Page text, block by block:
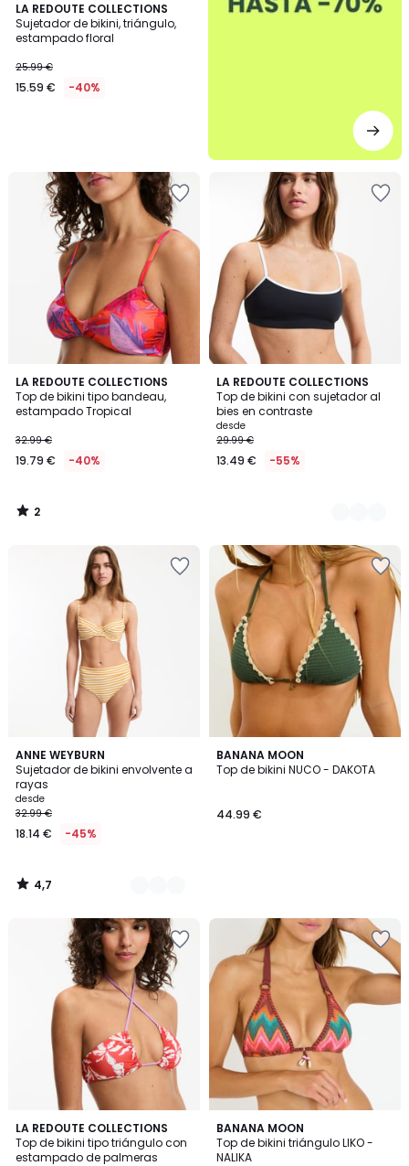
LA REDOUTE COLLECTIONS
Sujetador de bikini, triángulo,
estampado floral
25.99 €
15.59 € -40%
LA REDOUTE COLLECTIONS
Top de bikini tipo bandeau,
estampado Tropical
32.99 €
19.79 € -40%
2
/
5
2
/
LA REDOUTE COLLECTIONS
Top de bikini con sujetador al
bies en contraste
desde
29.99 €
13.49 € -55%
2
Colores
ANNE WEYBURN
Sujetador de bikini envolvente a
rayas
desde
32.99 €
18.14 € -45%
4,7
/ 5
2
Colores
4,7
/
BANANA MOON
Top de bikini NUCO - DAKOTA
44.99 €
LA REDOUTE COLLECTIONS
Top de bikini tipo triángulo con
estampado de palmeras
BANANA MOON
Top de bikini triángulo LIKO -
NALIKA